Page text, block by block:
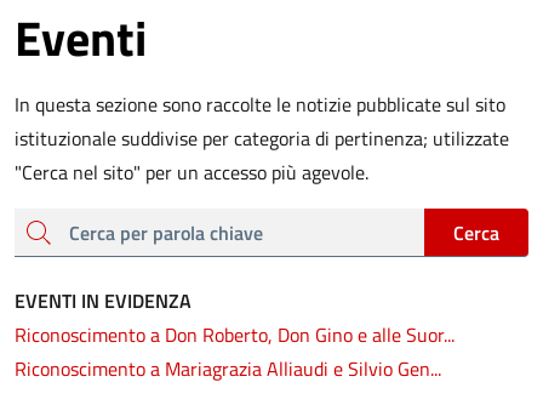
Eventi
In questa sezione sono raccolte le notizie pubblicate sul sito
istituzionale suddivise per categoria di pertinenza; utilizzate
"Cerca nel sito" per un accesso più agevole.
cerca
Cerca
EVENTI IN EVIDENZA
Riconoscimento a Don Roberto, Don Gino e alle Suor...
Riconoscimento a Mariagrazia Alliaudi e Silvio Gen...